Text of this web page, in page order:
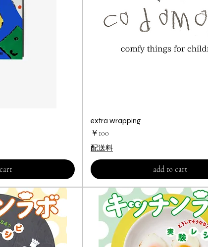
extra wrapping
価格
￥100
配送料
add to cart